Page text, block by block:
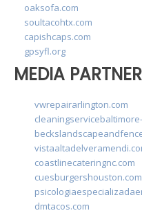
oaksofa.com
soultacohtx.com
capishcaps.com
gpsyfl.org
MEDIA
vwrepairarlington.com
coastlinecateringnc.com
cuesburgershouston.com
dmtacos.com